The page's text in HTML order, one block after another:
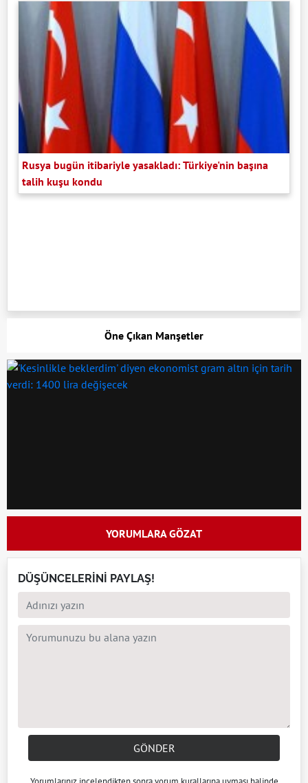
Rusya bugün itibariyle yasakladı: Türkiye'nin başına
talih kuşu kondu
Öne Çıkan Manşetler
YORUMLARA GÖZAT
DÜŞÜNCELERİNİ PAYLAŞ!
GÖNDER